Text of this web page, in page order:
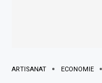
ARTISANAT ECONOMIE